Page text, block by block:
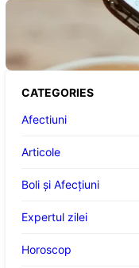
CATEGORIES
Afectiuni
Articole
Boli și Afecțiuni
Expertul zilei
Horoscop